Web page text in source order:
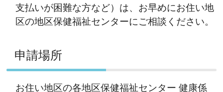
支払いが困難な方など）は、お早めにお住い地
区の地区保健福祉センターにご相談ください。
申請場所
お住い地区の各地区保健福祉センター 健康係